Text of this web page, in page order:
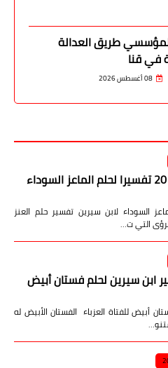
طريق العدالة
في قنا
08 أغسطس 2026
تعرف على أهم 20 تفسيرا لحلم الماعز السوداء
لحلم الماعز السوداء لابن سيرين تفسير حلم العنز
التي ت…
ابن سيرين لحلم فستان أبيض
أبيض للفتاة العزباء الفستان الأبيض له